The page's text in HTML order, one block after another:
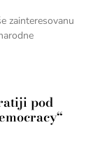
zainteresovanu
pod